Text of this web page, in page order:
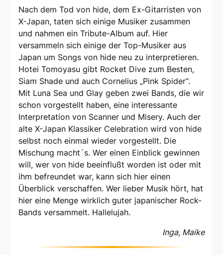
Nach dem Tod von hide, dem Ex-Gitarristen von
X-Japan, taten sich einige Musiker zusammen
und nahmen ein Tribute-Album auf. Hier
versammeln sich einige der Top-Musiker aus
Japan um Songs von hide neu zu interpretieren.
Hotei Tomoyasu gibt Rocket Dive zum Besten,
Siam Shade und auch Cornelius „Pink Spider“.
Mit Luna Sea und Glay geben zwei Bands, die wir
schon vorgestellt haben, eine interessante
Interpretation von Scanner und Misery. Auch der
alte X-Japan Klassiker Celebration wird von hide
selbst noch einmal wieder vorgestellt. Die
Mischung macht´s. Wer einen Einblick gewinnen
will, wer von hide beeinflußt worden ist oder mit
ihm befreundet war, kann sich hier einen
Überblick verschaffen. Wer lieber Musik hört, hat
hier eine Menge wirklich guter japanischer Rock-
Bands versammelt. Hallelujah.
Inga, Maike